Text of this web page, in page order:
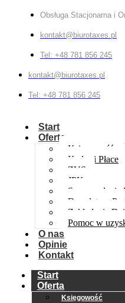
Obsługa Stacjonarna i
kontakt@biurotaxes.pl
Tel: +48 781 856 245
kontakt@biurotaxes.pl
Tel: +48 781 856 245
Start
Oferta
Księgowość
Kadry i Płace
ZUS
JPK
Sprawozdania
Doradztwo
Zakładanie
Pomoc w
O nas
Opinie
Kontakt
Start
Oferta
Księgowość